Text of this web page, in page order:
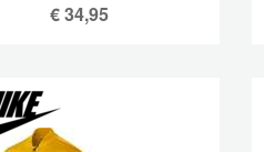
€34,95